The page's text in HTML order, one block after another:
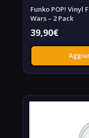
Funko POP! Vinyl
Wars – 2 Pack
39,90€